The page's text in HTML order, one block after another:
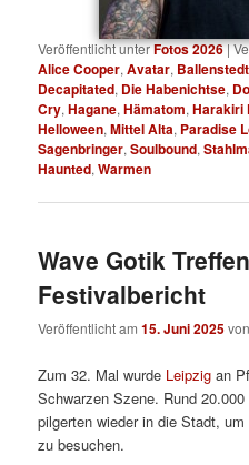
Veröffentlicht unterFotos 2026|
Alice Cooper,Avatar, Ballenstedt
Decapitated, Die Habenichtse,
Cry,Hagane,Hämatom,Harakiri
Helloween,Mittel Alta, Paradise
Sagenbringer,Soulbound,
Haunted,Warmen
Wave Gotik
Festivalbericht
Veröffentlicht am15. Juni 2025
Zum 32. Mal wurde Leipzig an
Schwarzen Szene. Rund
pilgerten wieder in die Stadt,
zu besuchen.